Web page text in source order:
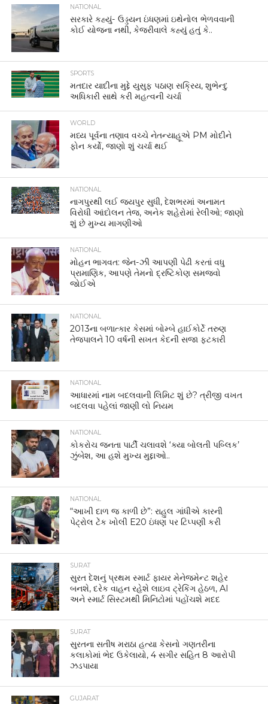
NATIONAL
સરકારે કહ્યું- ઉડ્ડયન ઇંધણમાં ઇથેનોલ ભેળવવાની
કોઈ યોજના નથી, કેજરીવાલે કહ્યું હતું કે..
SPORTS
મતદાર યાદીના મુદ્દે યુસુફ પઠાણ સક્રિય, શુભેન્દુ
અધિકારી સાથે કરી મહત્વની ચર્ચા
WORLD
મધ્ય પૂર્વના તણાવ વચ્ચે નેતન્યાહૂએ PM મોદીને
ફોન કર્યો, જાણો શું ચર્ચા થઈ
NATIONAL
નાગપુરથી લઈ જયપુર સુધી, દેશભરમાં અનામત
વિરોધી આંદોલન તેજ, અનેક શહેરોમાં રેલીઓ; જાણો
શું છે મુખ્ય માગણીઓ
NATIONAL
મોહન ભાગવત: જેન-ઝી આપણી પેઢી કરતાં વધુ
પ્રામાણિક, આપણે તેમનો દ્રષ્ટિકોણ સમજવો
જોઈએ
NATIONAL
2013ના બળાત્કાર કેસમાં બોમ્બે હાઈકોર્ટે તરુણ
તેજપાલને 10 વર્ષની સખત કેદની સજા ફટકારી
NATIONAL
આધારમાં નામ બદલવાની લિમિટ શું છે? ત્રીજી વખત
બદલવા પહેલાં જાણી લો નિયમ
NATIONAL
કોકરોચ જનતા પાર્ટી ચલાવશે ‘ક્યા બોલતી પબ્લિક’
ઝુંબેશ, આ હશે મુખ્ય મુદ્દાઓ..
NATIONAL
“આખી દાળ જ કાળી છે”: રાહુલ ગાંધીએ કારની
પેટ્રોલ ટેંક ખોલી E20 ઇંધણ પર ટિપ્પણી કરી
SURAT
સુરત દેશનું પ્રથમ સ્માર્ટ ફાયર મેનેજમેન્ટ શહેર
બનશે, દરેક વાહન રહેશે લાઇવ ટ્રેકિંગ હેઠળ, AI
અને સ્માર્ટ સિસ્ટમથી મિનિટોમાં પહોંચશે મદદ
SURAT
સુરતના સતીષ મરાઠા હત્યા કેસનો ગણતરીના
કલાકોમાં ભેદ ઉકેલાયો, 4 સગીર સહિત 8 આરોપી
ઝડપાયા
GUJARAT